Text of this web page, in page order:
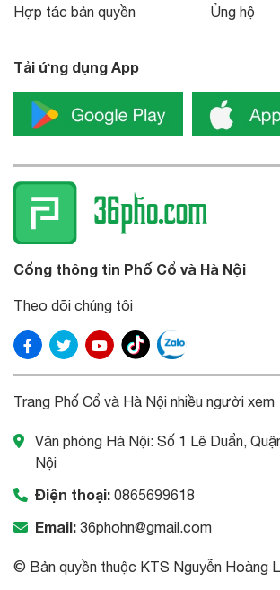
Hợp tác bản quyền Ủng hộ
Tải ứng dụng App
Cổng thông tin Phố Cổ và Hà Nội
Theo dõi chúng tôi
Trang Phố Cổ và Hà Nội nhiều người xem
Văn phòng Hà Nội: Số 1 Lê Duẩn,
Nội
Điện thoại: 0865699618
Email: 36phohn@gmail.com
© Bản quyền thuộc KTS Nguyễn Hoàng